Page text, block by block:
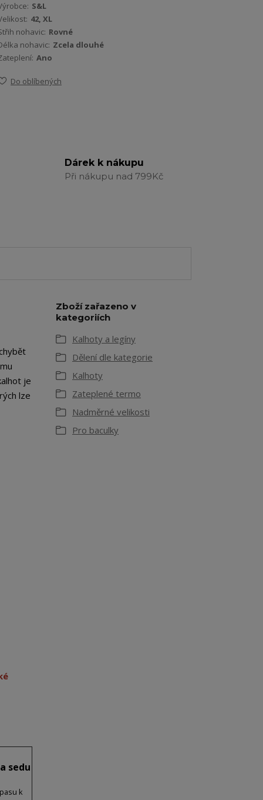
S&L
42, XL
nohavic: Rovné
nohavic: Zcela dlouhé
Ano
Do oblíbených
Dárek k nákupu
Při nákupu nad 799Kč
je
lze
sedu
k
Zboží zařazeno v
kategoriích
Kalhoty a legíny
Dělení dle kategorie
Kalhoty
Zateplené termo
Nadměrné velikosti
Pro baculky